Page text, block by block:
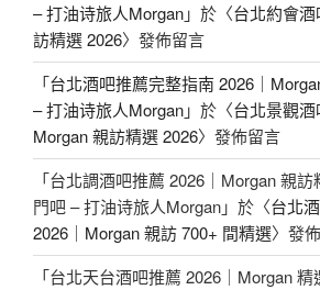
– 打油诗旅人Morgan」於〈台北約會
訪精選 2026〉發佈留言
「台北酒吧推薦完整指南 2026｜
– 打油诗旅人Morgan」於〈台北景觀酒
Morgan 親訪精選 2026〉發佈留言
「台北調酒吧推薦 2026｜Morgan 親
門吧 – 打油诗旅人Morgan」於〈台北
2026｜Morgan 親訪 700+ 間精選〉發
「台北天台酒吧推薦 2026｜Morgan